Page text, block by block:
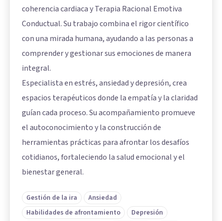
coherencia cardiaca y Terapia Racional Emotiva
Conductual. Su trabajo combina el rigor científico
con una mirada humana, ayudando a las personas a
comprender y gestionar sus emociones de manera
integral.
Especialista en estrés, ansiedad y depresión, crea
espacios terapéuticos donde la empatía y la claridad
guían cada proceso. Su acompañamiento promueve
el autoconocimiento y la construcción de
herramientas prácticas para afrontar los desafíos
cotidianos, fortaleciendo la salud emocional y el
bienestar general.
Gestión de la ira
Ansiedad
Habilidades de afrontamiento
Depresión